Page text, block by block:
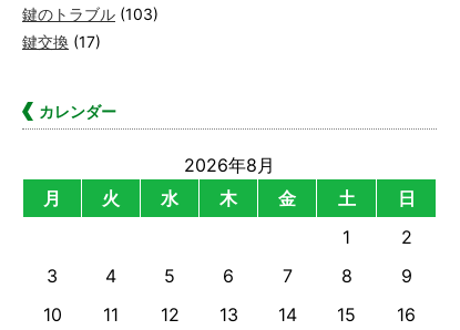
鍵のトラブル (103)
鍵交換 (17)
カレンダー
2026年8月
月
火 水 木 金 土
日
1
2
3
4 5 6 7 8
9
10
11 12 13 14 15
16